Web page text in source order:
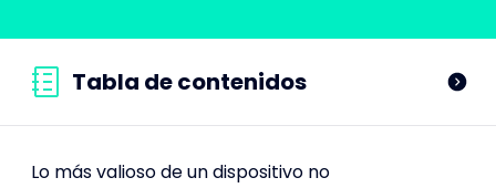
Tabla de contenidos
Lo más valioso de un dispositivo no